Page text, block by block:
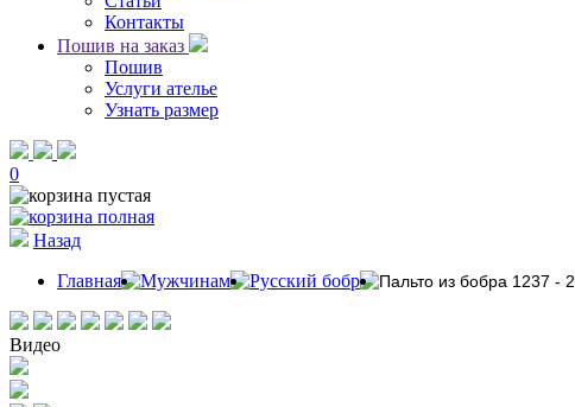
Контакты
Пошив на заказ
Пошив
Услуги ателье
Узнать размер
0
Назад
Главная
Мужчинам Русский бобр Пальто из бобра 1237 - 2
Видео